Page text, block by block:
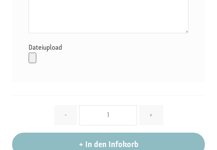
Dateiupload
- +
+ In den Infokorb